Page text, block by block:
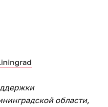
области,